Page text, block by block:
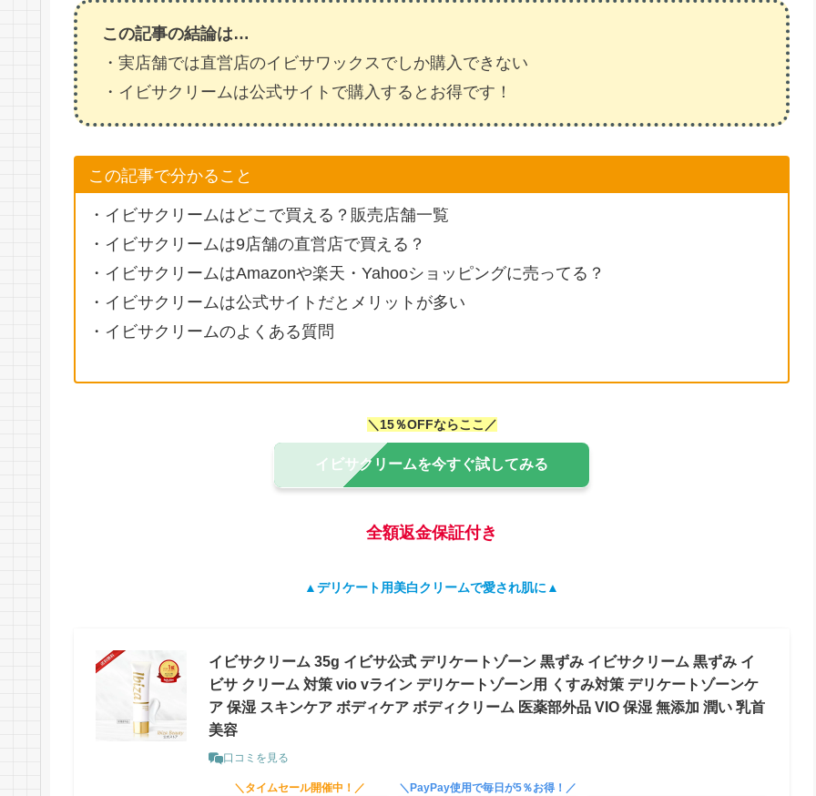
この記事の結論は…
・実店舗では直営店のイビサワックスでしか購入できない
・イビサクリームは公式サイトで購入するとお得です！
この記事で分かること
・イビサクリームはどこで買える？販売店舗一覧
・イビサクリームは9店舗の直営店で買える？
・イビサクリームはAmazonや楽天・Yahooショッピングに売ってる？
・イビサクリームは公式サイトだとメリットが多い
・イビサクリームのよくある質問
＼15％OFFならここ／
イビサクリームを今すぐ試してみる
全額返金保証付き
▲デリケート用美白クリームで愛され肌に▲
イビサクリーム 35g イビサ公式 デリケートゾーン 黒ずみ イビサクリーム 黒ずみ イ
ビサ クリーム 対策 vio vライン デリケートゾーン用 くすみ対策 デリケートゾーンケ
ア 保湿 スキンケア ボディケア ボディクリーム 医薬部外品 VIO 保湿 無添加 潤い 乳首
美容
口コミを見る
＼タイムセール開催中！／ ＼PayPay使用で毎日が5％お得！／